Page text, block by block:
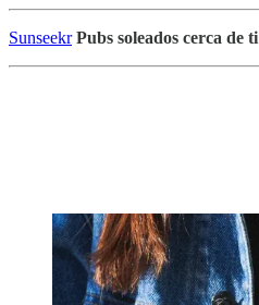
SunseekrPubs soleados cerca de ti